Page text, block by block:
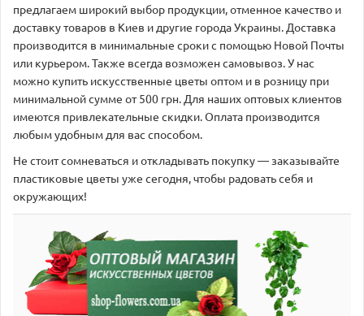
предлагаем широкий выбор продукции, отменное качество и
доставку товаров в Киев и другие города Украины. Доставка
производится в минимальные сроки с помощью Новой Почты
или курьером. Также всегда возможен самовывоз. У нас
можно купить искусственные цветы оптом и в розницу при
минимальной сумме от 500 грн. Для наших оптовых клиентов
имеются привлекательные скидки. Оплата производится
любым удобным для вас способом.
Не стоит сомневаться и откладывать покупку — заказывайте
пластиковые цветы уже сегодня, чтобы радовать себя и
окружающих!